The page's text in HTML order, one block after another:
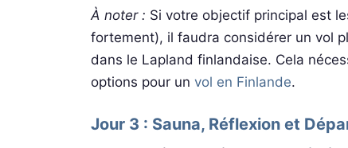
À noter : Si votre objectif principal est
fortement), il faudra considérer un vol
dans le Lapland finlandaise. Cela
options pour un vol en Finlande.
Jour 3 : Sauna, Réflexion et